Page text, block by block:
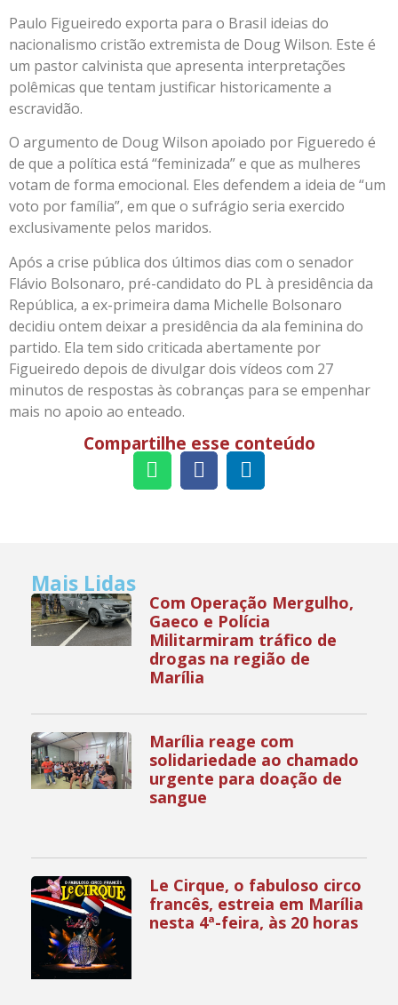
Paulo Figueiredo exporta para o Brasil ideias do
nacionalismo cristão extremista de Doug Wilson. Este é
um pastor calvinista que apresenta interpretações
polêmicas que tentam justificar historicamente a
escravidão.
O argumento de Doug Wilson apoiado por Figueredo é
de que a política está “feminizada” e que as mulheres
votam de forma emocional. Eles defendem a ideia de “um
voto por família”, em que o sufrágio seria exercido
exclusivamente pelos maridos.
Após a crise pública dos últimos dias com o senador
Flávio Bolsonaro, pré-candidato do PL à presidência da
República, a ex-primeira dama Michelle Bolsonaro
decidiu ontem deixar a presidência da ala feminina do
partido. Ela tem sido criticada abertamente por
Figueiredo depois de divulgar dois vídeos com 27
minutos de respostas às cobranças para se empenhar
mais no apoio ao enteado.
Compartilhe esse conteúdo
Mais Lidas
Com Operação Mergulho,
Gaeco e Polícia
Militarmiram tráfico de
drogas na região de
Marília
Marília reage com
solidariedade ao chamado
urgente para doação de
sangue
Le Cirque, o fabuloso circo
francês, estreia em Marília
nesta 4ª-feira, às 20 horas